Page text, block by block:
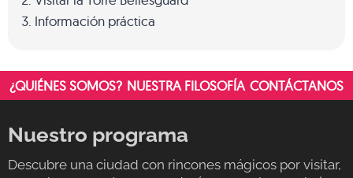
Información práctica
¿QUIÉNES SOMOS? NUESTRA FILOSOFÍA CONTÁCTANOS
Nuestro programa
Descubre una ciudad con rincones mágicos por visitar,